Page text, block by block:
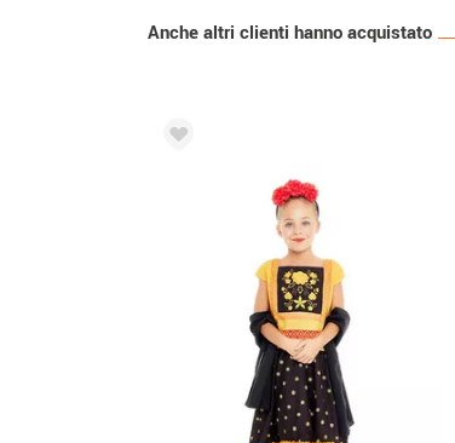
Anche altri clienti hanno acquistato